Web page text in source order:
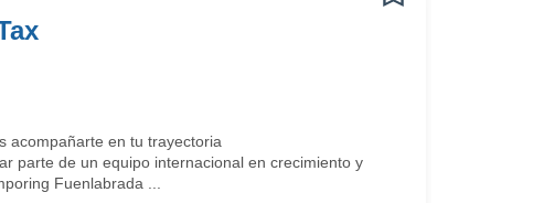
acompañarte en tu trayectoria
parte de un equipo internacional en crecimiento y
Fuenlabrada ...